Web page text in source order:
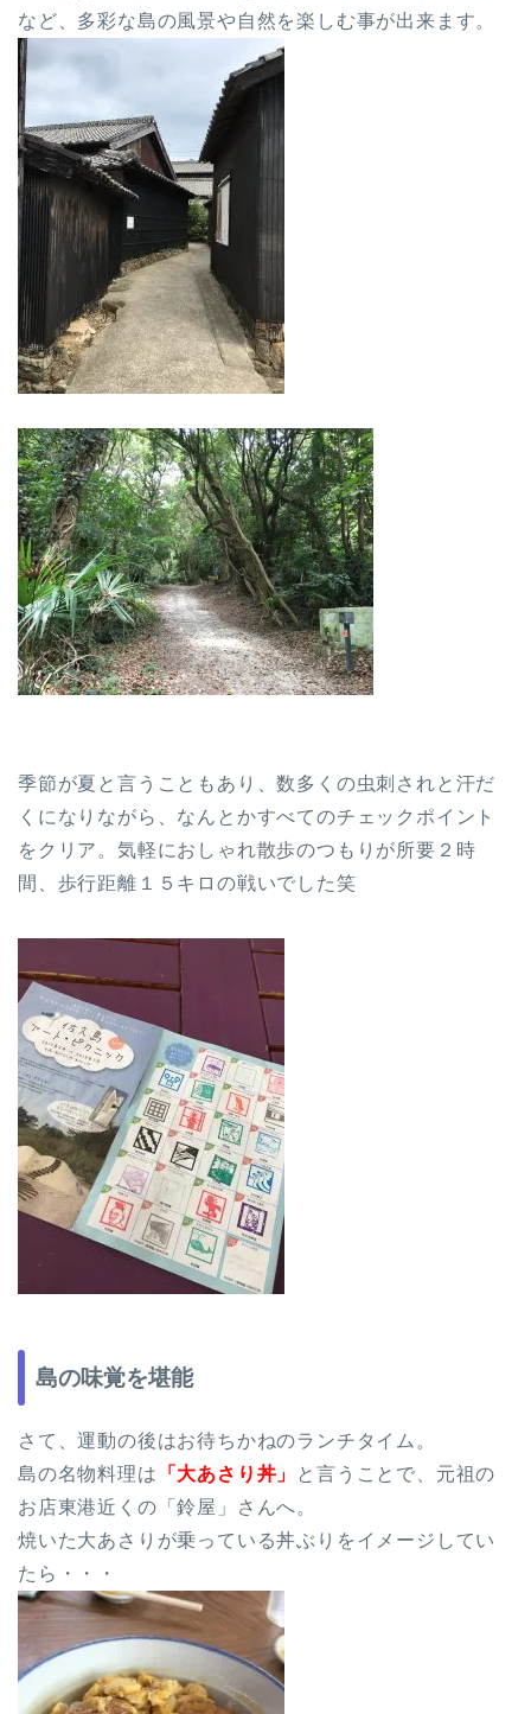
など、多彩な島の風景や自然を楽しむ事が出来ます。
季節が夏と言うこともあり、数多くの虫刺されと汗だ
くになりながら、なんとかすべてのチェックポイント
をクリア。気軽におしゃれ散歩のつもりが所要２時
間、歩行距離１５キロの戦いでした笑
島の味覚を堪能
さて、運動の後はお待ちかねのランチタイム。
島の名物料理は 「大あさり丼」
と言うことで、元祖の
お店東港近くの「鈴屋」さんへ。
焼いた大あさりが乗っている丼ぶりをイメージしてい
たら・・・